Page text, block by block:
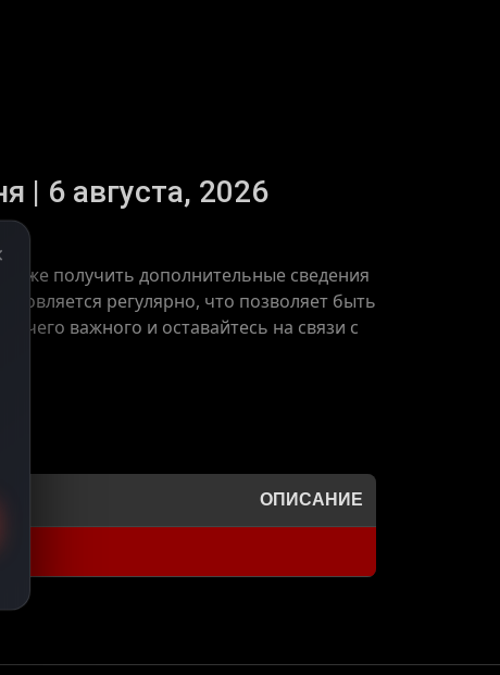
| 6 августа, 2026
получить дополнительные сведения
регулярно, что позволяет быть
важного и оставайтесь на связи с
ОПИСАНИЕ